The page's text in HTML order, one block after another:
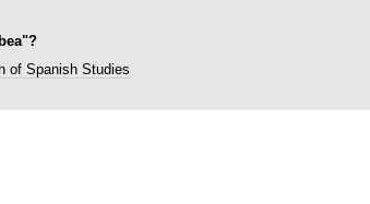
of Spanish Studies